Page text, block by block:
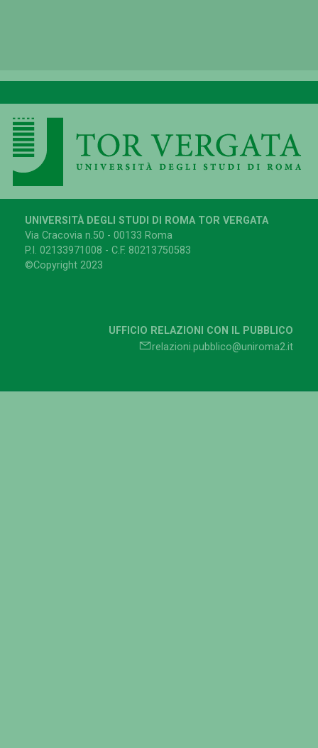
UNIVERSITÀ DEGLI STUDI DI ROMA TOR VERGATA
Via Cracovia n.50 - 00133 Roma
P.I. 02133971008 - C.F. 80213750583
©Copyright 2023
UFFICIO RELAZIONI CON IL PUBBLICO
relazioni.pubblico@uniroma2.it